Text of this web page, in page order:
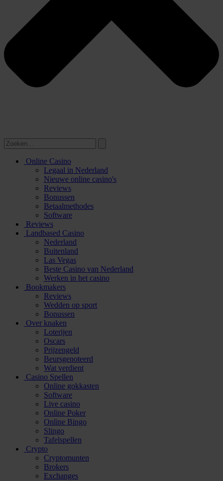
Online Casino
Legaal in Nederland
Nieuwe online casino's
Reviews
Bonussen
Betaalmethodes
Software
Reviews
Landbased Casino
Nederland
Buitenland
Las Vegas
Beste Casino van Nederland
Werken in het casino
Bookmakers
Reviews
Wedden op sport
Bonussen
Over knaken
Loterijen
Oscars
Prijzengeld
Beursgenoteerd
Wat verdient
Casino Spellen
Online gokkasten
Software
Live casino
Online Poker
Online Bingo
Slingo
Tafelspellen
Crypto
Cryptomunten
Brokers
Exchanges